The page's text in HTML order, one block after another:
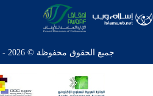
جميع الحقوق محفوظة © 2026 - 1998 لشبكة إسلام ويب